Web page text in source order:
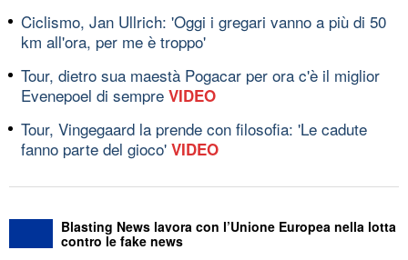
Ciclismo, Jan Ullrich: 'Oggi i gregari vanno a più di 50
km all'ora, per me è troppo'
Tour, dietro sua maestà Pogacar per ora c'è il miglior
Evenepoel di sempre VIDEO
Tour, Vingegaard la prende con filosofia: 'Le cadute
fanno parte del gioco' VIDEO
Blasting News lavora con l’Unione Europea nella lotta
contro le fake news